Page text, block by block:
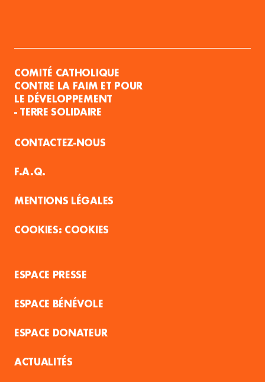
COMITÉ CATHOLIQUE
CONTRE LA FAIM ET POUR
LE DÉVELOPPEMENT
- TERRE SOLIDAIRE
CONTACTEZ-NOUS
F.A.Q.
MENTIONS LÉGALES
COOKIES
ESPACE PRESSE
ESPACE BÉNÉVOLE
ESPACE DONATEUR
ACTUALITÉS